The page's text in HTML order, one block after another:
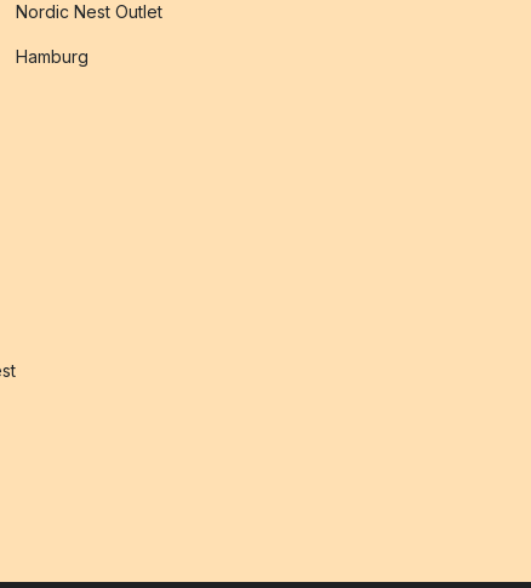
Nordic Nest Outlet
Hamburg